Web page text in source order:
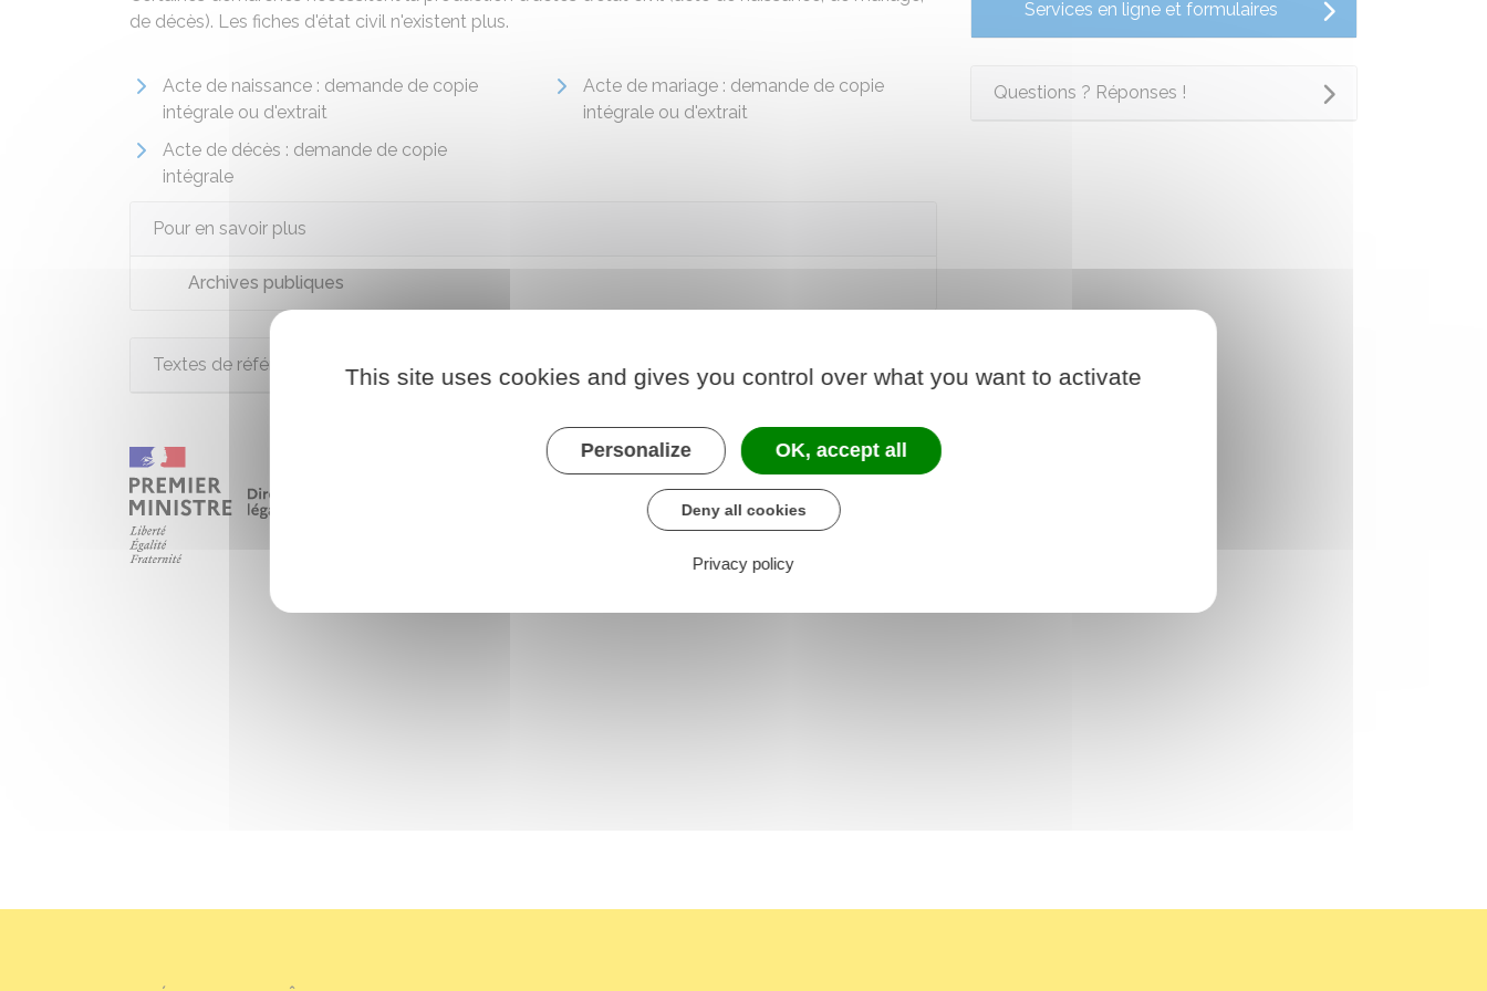
de décès). Les fiches d'état civil n'existent plus.
Acte de naissance : demande de copie
intégrale ou d'extrait
Acte de mariage : demande de copie
intégrale ou d'extrait
Acte de décès : demande de copie
intégrale
Pour en savoir plus
Archives publiques
Textes de référence
Services en ligne et formulaires
Questions ? Réponses !
This site uses cookies and gives you control over what you want to activate
Personalize OK, accept all
Deny all cookies
Privacy policy